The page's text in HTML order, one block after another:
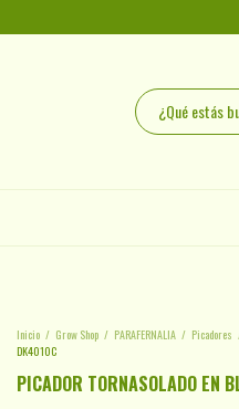
Inicio / Grow Shop / PARAFERNALIA / Picadores
DK4010C
PICADOR TORNASOLADO EN